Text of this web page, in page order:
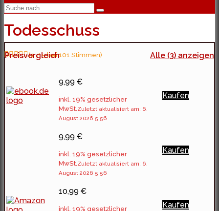
Todesschuss
(4 / 5 bei 101 Stimmen) Alle (3) anzeigen
Preisvergleich
9,99 €
inkl. 19% gesetzlicher
MwSt. Zuletzt aktualisiert am: 6.
August 2026 5:56
Kaufen
9,99 €
inkl. 19% gesetzlicher
MwSt. Zuletzt aktualisiert am: 6.
August 2026 5:56
Kaufen
10,99 €
inkl. 19% gesetzlicher
Kaufen